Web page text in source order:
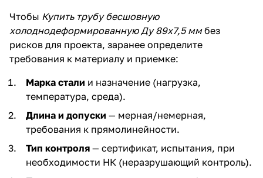
Чтобы Купить трубу бесшовную
холоднодеформированную Ду 89х7,5 ммбез
рисков для проекта, заранее определите
требования к материалу и приемке:
Марка стали и назначение (нагрузка,
температура, среда).
Длина и допуски — мерная/немерная,
требования к прямолинейности.
Тип контроля — сертификат, испытания, при
необходимости НК (неразрушающий контроль).